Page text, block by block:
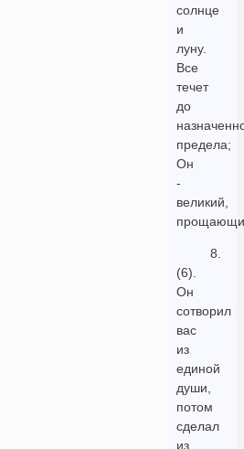
солнце
и
луну.
Все
течет
до
предела;
Он
-
великий,
8.
(6).
Он
сотворил
вас
из
единой
души,
потом
сделал
из